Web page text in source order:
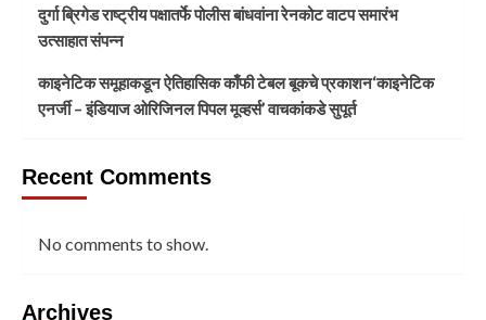
दुर्गा ब्रिगेड राष्ट्रीय पक्षातर्फे पोलीस बांधवांना रेनकोट वाटप समारंभ
उत्साहात संपन्न
काइनेटिक समूहाकडून ऐतिहासिक काँफी टेबल बूकचे प्रकाशन‘काइनेटिक
एनर्जी – इंडियाज ओरिजिनल पिपल मूव्हर्स’ वाचकांकडे सुपूर्त
Recent Comments
No comments to show.
Archives